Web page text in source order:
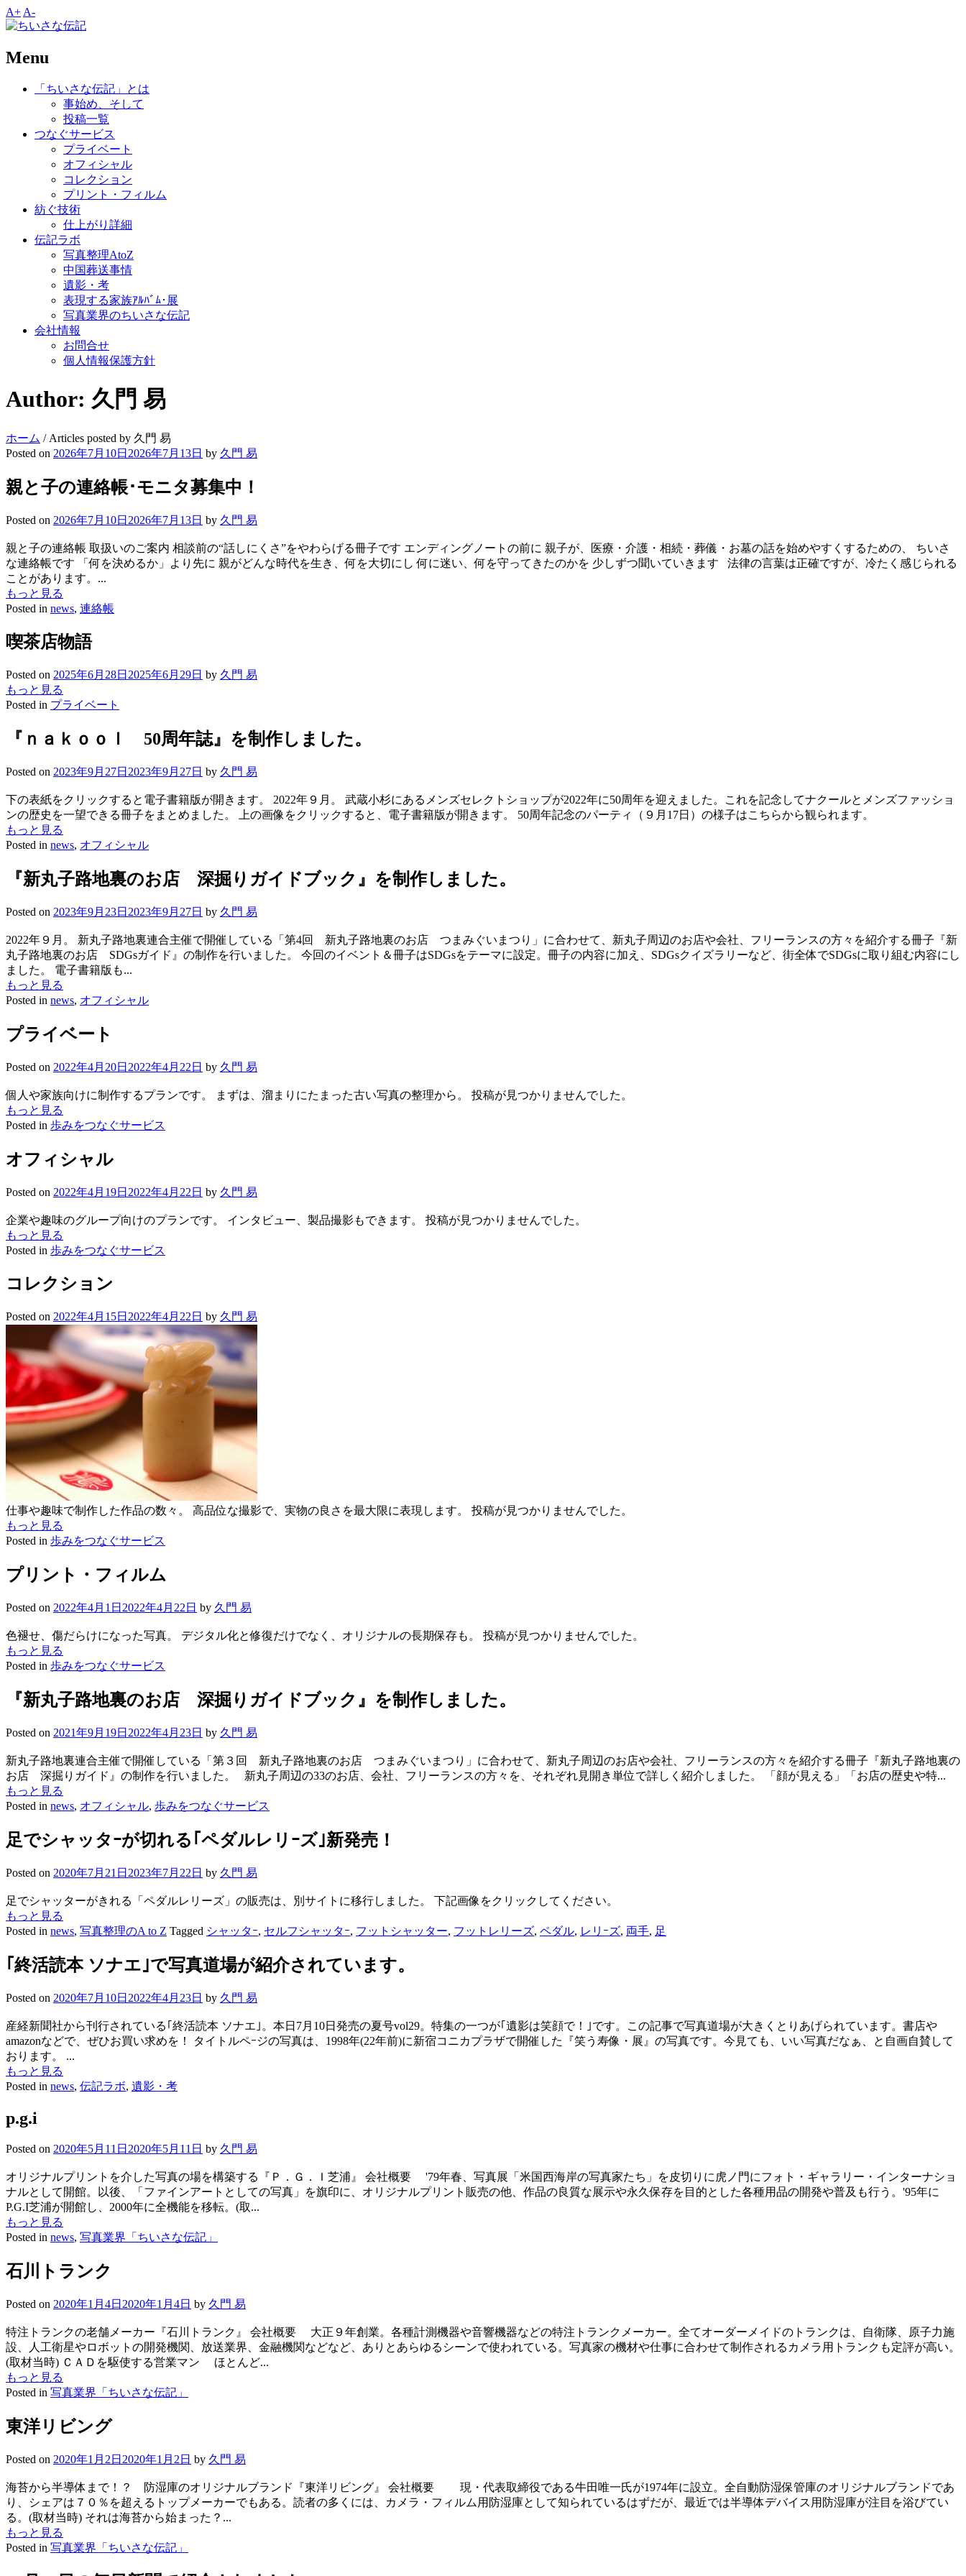
A+ A-
Menu
「ちいさな伝記」とは
事始め、そして
投稿一覧
つなぐサービス
プライベート
オフィシャル
コレクション
プリント・フィルム
紡ぐ技術
仕上がり詳細
伝記ラボ
写真整理AtoZ
中国葬送事情
遺影・考
表現する家族ｱﾙﾊﾞﾑ･展
写真業界のちいさな伝記
会社情報
お問合せ
個人情報保護方針
Author: 久門 易
ホーム / Articles posted by 久門 易
Posted on 2026年7月10日 2026年7月13日 by 久門 易
親と子の連絡帳･モニタ募集中！
Posted on 2026年7月10日 2026年7月13日 by 久門 易
親と子の連絡帳 取扱いのご案内 相談前の“話しにくさ”をやわらげる冊子です エンディングノートの前に 親子が、医療・介護・相続・葬儀・お墓の話を始めやすくするための、 ちいさ
な連絡帳です 「何を決めるか」より先に 親がどんな時代を生き、何を大切にし 何に迷い、何を守ってきたのかを 少しずつ聞いていきます 法律の言葉は正確ですが、冷たく感じられる
ことがあります。...
もっと見る
Posted in news, 連絡帳
喫茶店物語
Posted on 2025年6月28日 2025年6月29日 by 久門 易
もっと見る
Posted in プライベート
『ｎａｋｏｏｌ 50周年誌』を制作しました。
Posted on 2023年9月27日 2023年9月27日 by 久門 易
下の表紙をクリックすると電子書籍版が開きます。 2022年９月。 武蔵小杉にあるメンズセレクトショップが2022年に50周年を迎えました。これを記念してナクールとメンズファッショ
ンの歴史を一望できる冊子をまとめました。 上の画像をクリックすると、電子書籍版が開きます。 50周年記念のパーティ（９月17日）の様子はこちらから観られます。
もっと見る
Posted in news, オフィシャル
『新丸子路地裏のお店 深掘りガイドブック』を制作しました。
Posted on 2023年9月23日 2023年9月27日 by 久門 易
2022年９月。 新丸子路地裏連合主催で開催している「第4回 新丸子路地裏のお店 つまみぐいまつり」に合わせて、新丸子周辺のお店や会社、フリーランスの方々を紹介する冊子『新
丸子路地裏のお店 SDGsガイド』の制作を行いました。 今回のイベント＆冊子はSDGsをテーマに設定。冊子の内容に加え、SDGsクイズラリーなど、街全体でSDGsに取り組む内容にし
ました。 電子書籍版も...
もっと見る
Posted in news, オフィシャル
プライベート
Posted on 2022年4月20日 2022年4月22日 by 久門 易
個人や家族向けに制作するプランです。 まずは、溜まりにたまった古い写真の整理から。 投稿が見つかりませんでした。
もっと見る
Posted in 歩みをつなぐサービス
オフィシャル
Posted on 2022年4月19日 2022年4月22日 by 久門 易
企業や趣味のグループ向けのプランです。 インタビュー、製品撮影もできます。 投稿が見つかりませんでした。
もっと見る
Posted in 歩みをつなぐサービス
コレクション
Posted on 2022年4月15日 2022年4月22日 by 久門 易
仕事や趣味で制作した作品の数々。 高品位な撮影で、実物の良さを最大限に表現します。 投稿が見つかりませんでした。
もっと見る
Posted in 歩みをつなぐサービス
プリント・フィルム
Posted on 2022年4月1日 2022年4月22日 by 久門 易
色褪せ、傷だらけになった写真。 デジタル化と修復だけでなく、オリジナルの長期保存も。 投稿が見つかりませんでした。
もっと見る
Posted in 歩みをつなぐサービス
『新丸子路地裏のお店 深掘りガイドブック』を制作しました。
Posted on 2021年9月19日 2022年4月23日 by 久門 易
新丸子路地裏連合主催で開催している「第３回 新丸子路地裏のお店 つまみぐいまつり」に合わせて、新丸子周辺のお店や会社、フリーランスの方々を紹介する冊子『新丸子路地裏の
お店 深掘りガイド』の制作を行いました。 新丸子周辺の33のお店、会社、フリーランスの方々を、それぞれ見開き単位で詳しく紹介しました。 「顔が見える」「お店の歴史や特...
もっと見る
Posted in news, オフィシャル, 歩みをつなぐサービス
足でシャッタｰが切れる｢ペダルレリｰズ｣新発売！
Posted on 2020年7月21日 2023年7月22日 by 久門 易
足でシャッターがきれる「ペダルレリーズ」の販売は、別サイトに移行しました。 下記画像をクリックしてください。
もっと見る
Posted in news, 写真整理のA to Z Tagged シャッタｰ, セルフシャッタｰ, フットシャッター, フットレリーズ, ペダル, レリｰズ, 両手, 足
｢終活読本 ソナエ｣で写真道場が紹介されています。
Posted on 2020年7月10日 2022年4月23日 by 久門 易
産経新聞社から刊行されている｢終活読本 ソナエ｣。本日7月10日発売の夏号vol29。特集の一つが｢遺影は笑顔で！｣です。この記事で写真道場が大きくとりあげられています。書店や
amazonなどで、ぜひお買い求めを！ タイトルペｰジの写真は、1998年(22年前)に新宿コニカプラザで開催した『笑う寿像・展』の写真です。今見ても、いい写真だなぁ、と自画自賛して
おります。 ...
もっと見る
Posted in news, 伝記ラボ, 遺影・考
p.g.i
Posted on 2020年5月11日 2020年5月11日 by 久門 易
オリジナルプリントを介した写真の場を構築する『Ｐ．Ｇ．Ｉ芝浦』 会社概要 '79年春、写真展「米国西海岸の写真家たち」を皮切りに虎ノ門にフォト・ギャラリー・インターナショ
ナルとして開館。以後、「ファインアートとしての写真」を旗印に、オリジナルプリント販売の他、作品の良質な展示や永久保存を目的とした各種用品の開発や普及も行う。'95年に
P.G.I芝浦が開館し、2000年に全機能を移転。(取...
もっと見る
Posted in news, 写真業界「ちいさな伝記」
石川トランク
Posted on 2020年1月4日 2020年1月4日 by 久門 易
特注トランクの老舗メーカー『石川トランク』 会社概要 大正９年創業。各種計測機器や音響機器などの特注トランクメーカー。全てオーダーメイドのトランクは、自衛隊、原子力施
設、人工衛星やロボットの開発機関、放送業界、金融機関などなど、ありとあらゆるシーンで使われている。写真家の機材や仕事に合わせて制作されるカメラ用トランクも定評が高い。
(取材当時) ＣＡＤを駆使する営業マン ほとんど...
もっと見る
Posted in 写真業界「ちいさな伝記」
東洋リビング
Posted on 2020年1月2日 2020年1月2日 by 久門 易
海苔から半導体まで！？ 防湿庫のオリジナルブランド『東洋リビング』 会社概要 現・代表取締役である牛田唯一氏が1974年に設立。全自動防湿保管庫のオリジナルブランドであ
り、シェアは７０％を超えるトップメーカーでもある。読者の多くには、カメラ・フィルム用防湿庫として知られているはずだが、最近では半導体デバイス用防湿庫が注目を浴びてい
る。(取材当時) それは海苔から始まった？...
もっと見る
Posted in 写真業界「ちいさな伝記」